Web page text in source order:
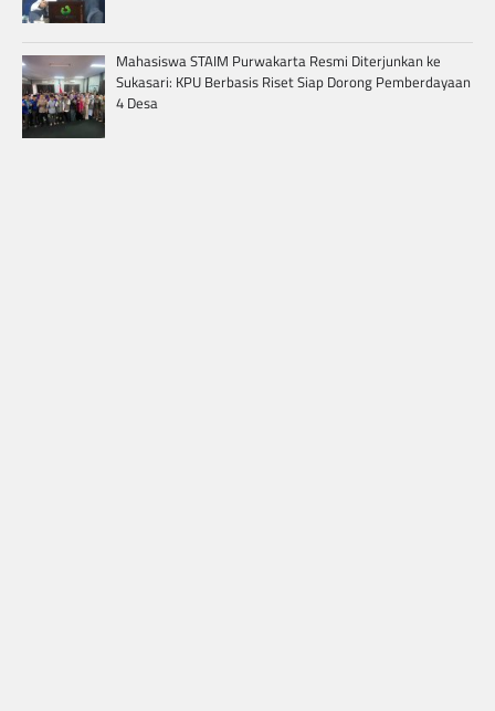
Mahasiswa STAIM Purwakarta Resmi Diterjunkan ke
Sukasari: KPU Berbasis Riset Siap Dorong Pemberdayaan
4 Desa